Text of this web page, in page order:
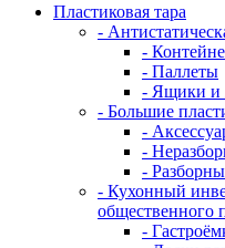
Пластиковая тара
-
-
- Паллеты
- Ящики и
- Большие
-
-
-
- Кухонный
общественного
-